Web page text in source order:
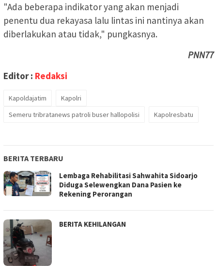
"Ada beberapa indikator yang akan menjadi
penentu dua rekayasa lalu lintas ini nantinya akan
diberlakukan atau tidak," pungkasnya.
PNN77
Editor : Redaksi
Kapoldajatim
Kapolri
Semeru tribratanews patroli buser hallopolisi
Kapolresbatu
BERITA TERBARU
Lembaga Rehabilitasi Sahwahita Sidoarjo
Diduga Selewengkan Dana Pasien ke
Rekening Perorangan
BERITA KEHILANGAN